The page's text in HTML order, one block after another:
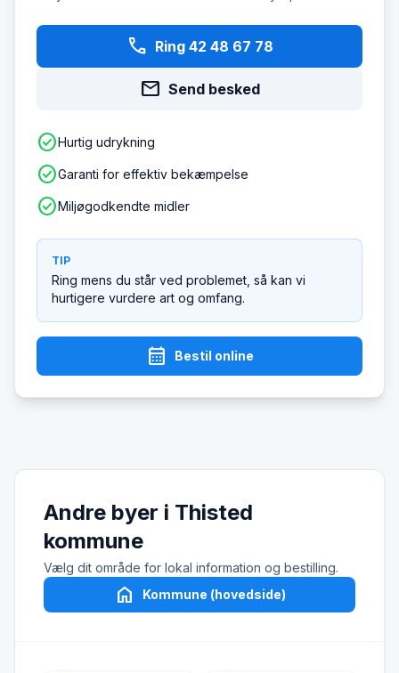
phone Ring 42 48 67 78
mail Send besked
check_circleHurtig udrykning
check_circleGaranti for effektiv bekæmpelse
check_circleMiljøgodkendte midler
TIP
Ring mens du står ved problemet, så kan vi
hurtigere vurdere art og omfang.
calendar_month Bestil online
Andre byer i Thisted
kommune
Vælg dit område for lokal information og bestilling.
home Kommune (hovedside)